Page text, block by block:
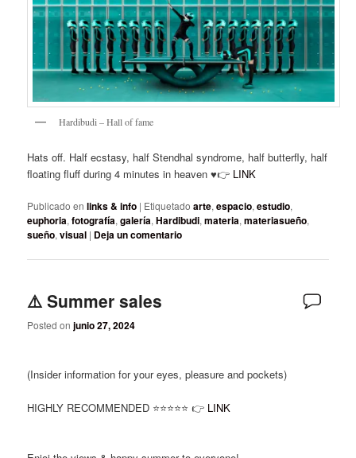
Hardibudi – Hall of fame
Hats off. Half ecstasy, half Stendhal syndrome, half butterfly, half
floating fluff during 4 minutes in heaven ♥️👉 LINK
Publicado en links & info | Etiquetado arte,espacio,estudio,
euphoria,fotografía,galería,Hardibudi,materia,materiasueño,
sueño,visual | Deja un comentario
⚠️ Summer sales
Posted onjunio 27, 2024
(Insider information for your eyes, pleasure and pockets)
HIGHLY RECOMMENDED ⭐️⭐️⭐️⭐️⭐️ 👉 LINK